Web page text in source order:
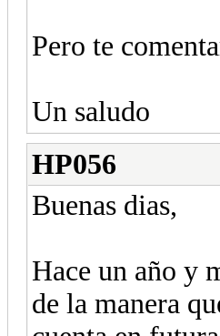
Pero te
Un saludo
HP056
Buenas dias,
Hace un año y
de la manera